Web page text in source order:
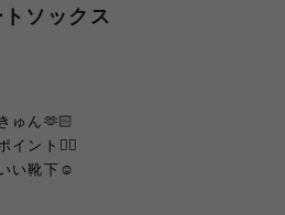
ソックス
ゅん🫶🏻
イント☝🏻
い靴下☺️